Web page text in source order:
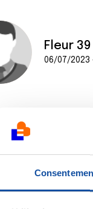
Fleur 39
06/07/2023